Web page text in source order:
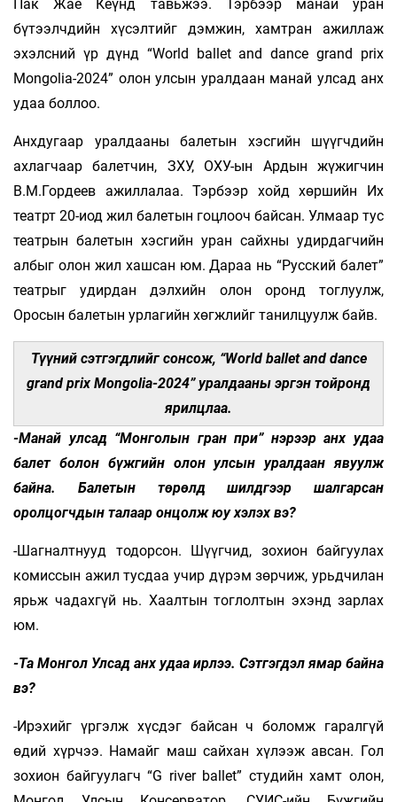
Пак Жае Кеүнд тавьжээ. Тэрбээр манай уран
бүтээлчдийн хүсэлтийг дэмжин, хамтран ажиллаж
эхэлсний үр дүнд “World ballet and dance grand prix
Mongolia-2024” олон улсын уралдаан манай улсад анх
удаа боллоо.
Анхдугаар уралдааны балетын хэсгийн шүүгчдийн
ахлагчаар балетчин, ЗХУ, ОХУ-ын Ардын жүжигчин
В.М.Гордеев ажиллалаа. Тэрбээр хойд хөршийн Их
театрт 20-иод жил балетын гоцлооч байсан. Улмаар тус
театрын балетын хэсгийн уран сайхны удирдагчийн
албыг олон жил хашсан юм. Дараа нь “Русский балет”
театрыг удирдан дэлхийн олон оронд тоглуулж,
Оросын балетын урлагийн хөгжлийг танилцуулж байв.
Түүний сэтгэгдлийг сонсож, “World ballet and dance
grand prix Mongolia-2024” уралдааны эргэн тойронд
ярилцлаа.
-Манай улсад “Монголын гран при” нэрээр анх удаа
балет болон бүжгийн олон улсын уралдаан явуулж
байна. Балетын төрөлд шилдгээр шалгарсан
оролцогчдын талаар онцолж юу хэлэх вэ?
-Шагналтнууд тодорсон. Шүүгчид, зохион байгуулах
комиссын ажил тусдаа учир дүрэм зөрчиж, урьдчилан
ярьж чадахгүй нь. Хаалтын тоглолтын эхэнд зарлах
юм.
-Та Монгол Улсад анх удаа ирлээ. Сэтгэгдэл ямар байна
вэ?
-Ирэхийг үргэлж хүсдэг байсан ч боломж гаралгүй
өдий хүрчээ. Намайг маш сайхан хүлээж авсан. Гол
зохион байгуулагч “G river ballet” студийн хамт олон,